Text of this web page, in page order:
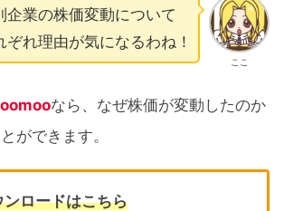
ここ
企業の株価変動について
ぞれ理由が気になるわね！
なら、なぜ株価が変動したのか
ができます。
ロードはこちら